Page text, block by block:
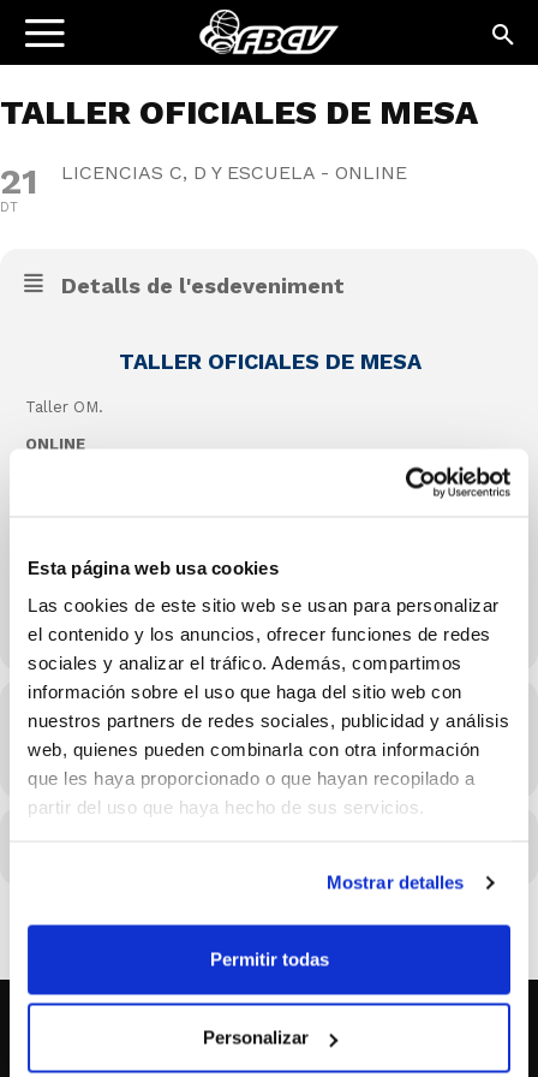
Esta página web usa cookies
Las cookies de este sitio web se usan para personalizar
el contenido y los anuncios, ofrecer funciones de redes
sociales y analizar el tráfico. Además, compartimos
información sobre el uso que haga del sitio web con
nuestros partners de redes sociales, publicidad y análisis
web, quienes pueden combinarla con otra información
que les haya proporcionado o que hayan recopilado a
partir del uso que haya hecho de sus servicios.
Mostrar detalles
Permitir todas
Personalizar
TALLER OFICIALES DE MESA
21
DT
LICENCIAS C, D Y ESCUELA - ONLINE
Detalls de l'esdeveniment
TALLER OFICIALES DE MESA
Taller OM.
ONLINE
Hora
21/03/2024 20:30 - 21:30 (GMT-11:00)
SOBRE NOSALTRES